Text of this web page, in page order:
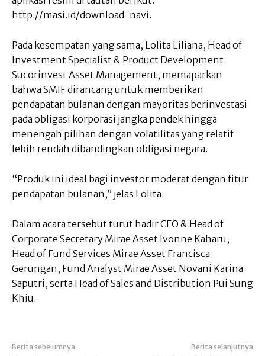
http://masi.id/download-navi.
Pada kesempatan yang sama, Lolita Liliana, Head of
Investment Specialist & Product Development
Sucorinvest Asset Management, memaparkan
bahwa SMIF dirancang untuk memberikan
pendapatan bulanan dengan mayoritas berinvestasi
pada obligasi korporasi jangka pendek hingga
menengah pilihan dengan volatilitas yang relatif
lebih rendah dibandingkan obligasi negara.
“Produk ini ideal bagi investor moderat dengan fitur
pendapatan bulanan,” jelas Lolita.
Dalam acara tersebut turut hadir CFO & Head of
Corporate Secretary Mirae Asset Ivonne Kaharu,
Head of Fund Services Mirae Asset Francisca
Gerungan, Fund Analyst Mirae Asset Novani Karina
Saputri, serta Head of Sales and Distribution Pui Sung
Khiu.
Berita sebelumnya Berita selanjutnya